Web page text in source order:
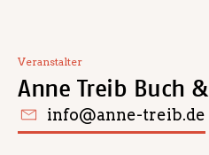
Veranstalter
Anne Treib Buch
info@anne-treib.de